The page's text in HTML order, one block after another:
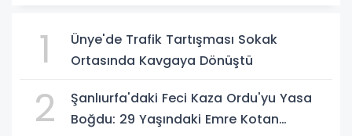
1
Ünye'de Trafik Tartışması Sokak
Ortasında Kavgaya Dönüştü
2
Şanlıurfa'daki Feci Kaza Ordu'yu Yasa
Boğdu: 29 Yaşındaki Emre Kotan